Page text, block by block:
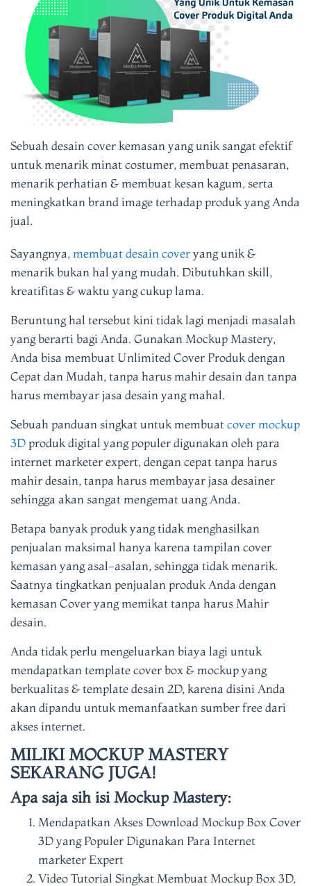
Sebuah desain cover kemasan yang unik sangat efektif
untuk menarik minat costumer, membuat penasaran,
menarik perhatian & membuat kesan kagum, serta
meningkatkan brand image terhadap produk yang Anda
jual.
Sayangnya, membuat desain coveryang unik &
menarik bukan hal yang mudah. Dibutuhkan skill,
kreatifitas & waktu yang cukup lama.
Beruntung hal tersebut kini tidak lagi menjadi masalah
yang berarti bagi Anda. Gunakan Mockup Mastery,
Anda bisa membuat Unlimited Cover Produk dengan
Cepat dan Mudah, tanpa harus mahir desain dan tanpa
harus membayar jasa desain yang mahal.
Sebuah panduan singkat untuk membuatcover mockup
3D produk digital yang populer digunakan oleh para
internet marketer expert, dengan cepat tanpa harus
mahir desain, tanpa harus membayar jasa desainer
sehingga akan sangat mengemat uang Anda.
Betapa banyak produk yang tidak menghasilkan
penjualan maksimal hanya karena tampilan cover
kemasan yang asal-asalan, sehingga tidak menarik.
Saatnya tingkatkan penjualan produk Anda dengan
kemasan Cover yang memikat tanpa harus Mahir
desain.
Anda tidak perlu mengeluarkan biaya lagi untuk
mendapatkan template cover box & mockup yang
berkualitas & template desain 2D, karena disini Anda
akan dipandu untuk memanfaatkan sumber free dari
akses internet.
MILIKI MOCKUP MASTERY
SEKARANG JUGA!
Apa saja sih isi Mockup Mastery:
Mendapatkan Akses Download Mockup Box Cover
3D yang Populer Digunakan Para Internet
marketer Expert
Video Tutorial Singkat Membuat Mockup Box 3D,